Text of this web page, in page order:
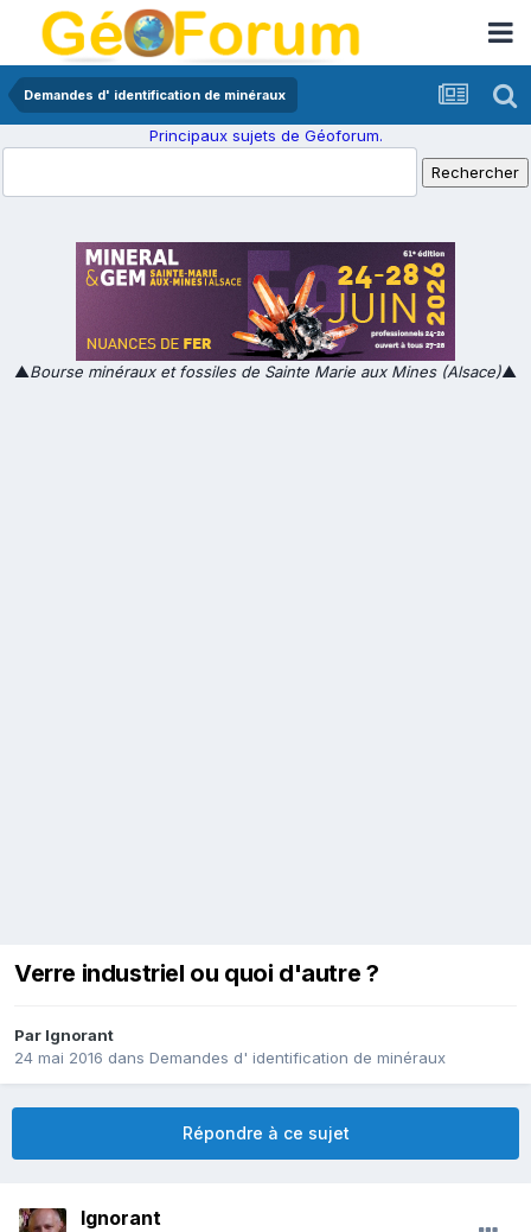
Demandes d' identification de minéraux
Principaux sujets de Géoforum.
▲Bourse minéraux et fossiles de Sainte Marie aux Mines (Alsace)▲
Verre industriel ou quoi d'autre ?
Par Ignorant
24 mai 2016 dans Demandes d' identification de minéraux
Répondre à ce sujet
Ignorant